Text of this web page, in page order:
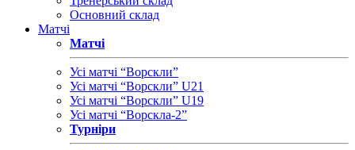
Основний склад
Матчі
Матчі
Усі матчі “Ворскли”
Усі матчі “Ворскли” U21
Усі матчі “Ворскли” U19
Усі матчі “Ворскла-2”
Турніри